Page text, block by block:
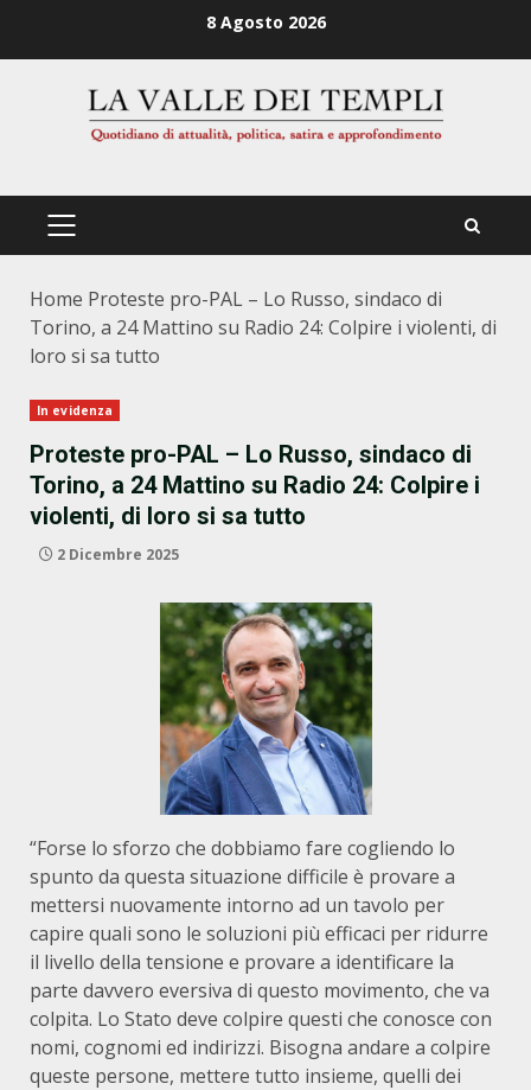
8 Agosto 2026
PRIMÄRES
Home Proteste pro-PAL – Lo Russo, sindaco di
Torino, a 24 Mattino su Radio 24: Colpire i violenti, di
loro si sa tutto
In evidenza
Proteste pro-PAL – Lo Russo, sindaco di
Torino, a 24 Mattino su Radio 24: Colpire i
violenti, di loro si sa tutto
2 Dicembre 2025
“Forse lo sforzo che dobbiamo fare cogliendo lo
spunto da questa situazione difficile è provare a
mettersi nuovamente intorno ad un tavolo per
capire quali sono le soluzioni più efficaci per ridurre
il livello della tensione e provare a identificare la
parte davvero eversiva di questo movimento, che va
colpita. Lo Stato deve colpire questi che conosce con
nomi, cognomi ed indirizzi. Bisogna andare a colpire
queste persone, mettere tutto insieme, quelli dei